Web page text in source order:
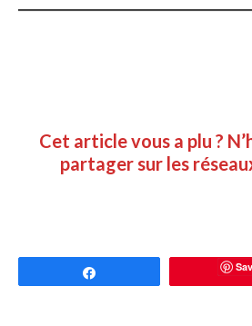
Cet article vous a plu ?
partager sur les